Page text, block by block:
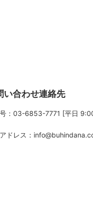
い合わせ連絡先
：03-6853-7771 [平日
ドレス：